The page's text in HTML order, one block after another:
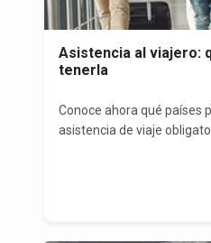
Asistencia al viajero:
tenerla
Conoce ahora qué países
asistencia de viaje